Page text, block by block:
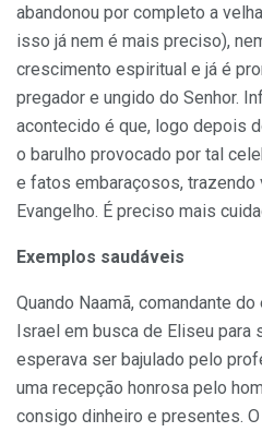
abandonou por completo a
isso já nem é mais preciso),
crescimento espiritual e já é
pregador e ungido do Senhor.
acontecido é que, logo depois
o barulho provocado por tal
e fatos embaraçosos, trazendo
Evangelho. É preciso mais
Exemplos saudáveis
Quando Naamã, comandante
Israel em busca de Eliseu para
esperava ser bajulado pelo
uma recepção honrosa pelo
consigo dinheiro e presentes.